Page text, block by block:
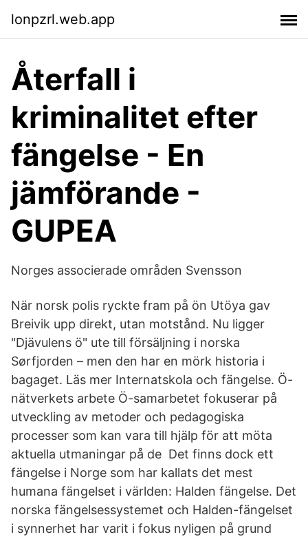
lonpzrl.web.app
Återfall i
kriminalitet efter
fängelse - En
jämförande -
GUPEA
Norges associerade områden Svensson
När norsk polis ryckte fram på ön Utöya gav
Breivik upp direkt, utan motstånd. Nu ligger
"Djävulens ö" ute till försäljning i norska
Sørfjorden – men den har en mörk historia i
bagaget. Läs mer Internatskola och fängelse. Ö-
nätverkets arbete Ö-samarbetet fokuserar på
utveckling av metoder och pedagogiska
processer som kan vara till hjälp för att möta
aktuella utmaningar på de Det finns dock ett
fängelse i Norge som har kallats det mest
humana fängelset i världen: Halden fängelse. Det
norska fängelsessystemet och Halden-fängelset
i synnerhet har varit i fokus nyligen på grund